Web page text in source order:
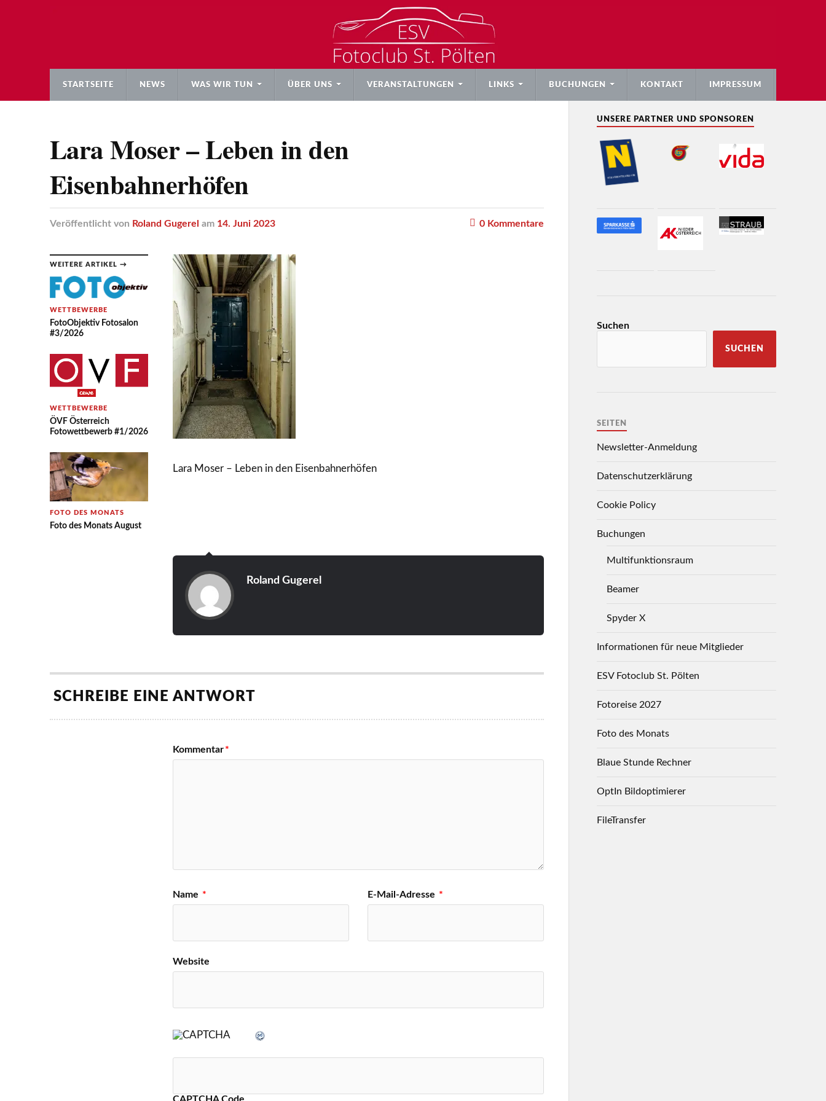
STARTSEITE NEWS WAS WIR TUN ÜBER UNS VERANSTALTUNGEN LINKS BUCHUNGEN KONTAKT IMPRESSUM
Lara Moser – Leben in den
Eisenbahnerhöfen
Veröffentlicht von Roland Gugerel am 14. Juni 2023 0Kommentare
WEITERE ARTIKEL →
WETTBEWERBE
FotoObjektiv Fotosalon
#3/2026
WETTBEWERBE
ÖVF Österreich
Fotowettbewerb #1/2026
FOTO DES MONATS
Foto des Monats August
Lara Moser – Leben in den Eisenbahnerhöfen
Roland Gugerel
SCHREIBE EINE ANTWORT
Kommentar *
Name * E-Mail-Adresse *
Website
UNSERE PARTNER UND SPONSOREN
Suchen
SUCHEN
SEITEN
Newsletter-Anmeldung
Datenschutzerklärung
Cookie Policy
Buchungen
Multifunktionsraum
Beamer
Spyder X
Informationen für neue Mitglieder
ESV Fotoclub St. Pölten
Fotoreise 2027
Foto des Monats
Blaue Stunde Rechner
OptIn Bildoptimierer
FileTransfer